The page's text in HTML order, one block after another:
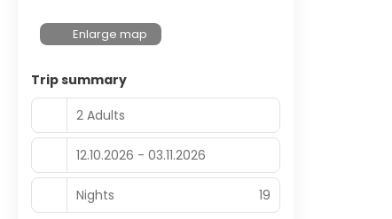
Enlarge map
Trip summary
2 Adults
12.10.2026 - 03.11.2026
Nights 19